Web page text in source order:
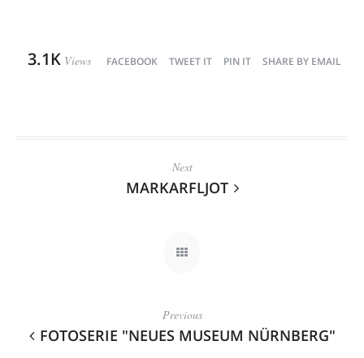
3.1K Views FACEBOOK TWEET IT PIN IT SHARE BY EMAIL
Next
MARKARFLJOT
Previous
FOTOSERIE "NEUES MUSEUM NÜRNBERG"